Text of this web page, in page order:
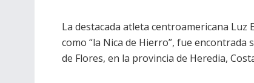
La destacada atleta centroamericana Luz
como “la Nica de Hierro”, fue
de Flores, en la provincia de Heredia,